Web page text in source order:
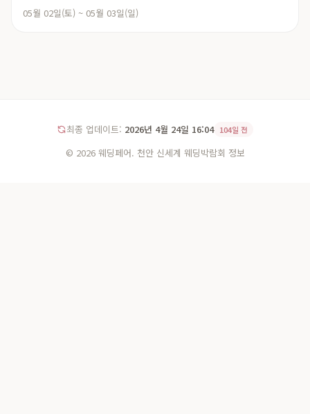
05월 02일(토) ~ 05월 03일(일)
최종 업데이트: 2026년 4월 24일 16:04 104일 전
© 2026 웨딩페어. 천안 신세계 웨딩박람회 정보